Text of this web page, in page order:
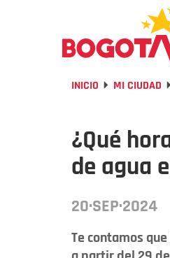
INICIO MI CIUDAD
¿Qué
de agua
20·SEP·2024
Te contamos